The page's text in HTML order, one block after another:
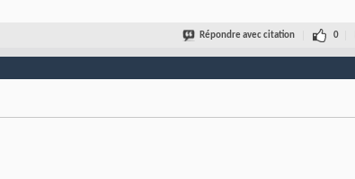
Répondre avec citation 0